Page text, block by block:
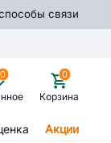
связи
0
Корзина
0
Акции